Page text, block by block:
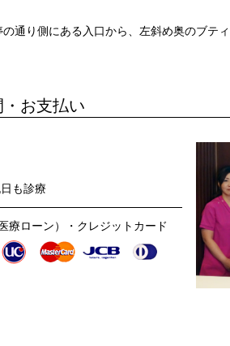
通り側にある入口から、左斜め奥のブテ
お支払い
も診療
療ローン）・クレジットカード